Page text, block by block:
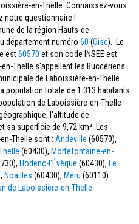
en-Thelle. Connaissez-vous
notre questionnaire !
de la région Hauts-de-
département numéro 60 (Oise). Le
est60570 et son code INSEE est
en-Thelle s'appellent les Buccériens
de Laboissière-en-Thelle
population totale de 1 313 habitants
de Laboissière-en-Thelle
l'altitude de
sa superficie de 9,72 km². Les
Thelle sont : Andeville (60570),
(60430), Mortefontaine-en-
Hodenc-l'Évêque (60430), Le
Noailles (60430), Méru (60110).
de Laboissière-en-Thelle